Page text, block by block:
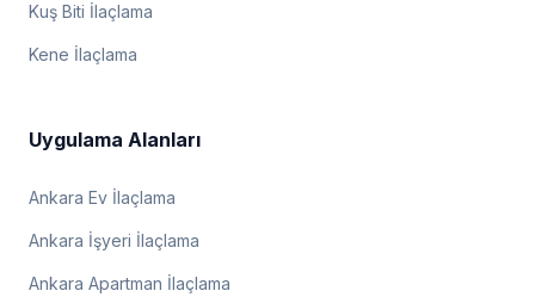
Kuş Biti İlaçlama
Kene İlaçlama
Uygulama Alanları
Ankara Ev İlaçlama
Ankara İşyeri İlaçlama
Ankara Apartman İlaçlama